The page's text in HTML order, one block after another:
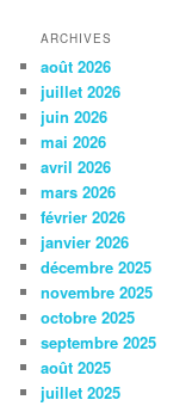
ARCHIVES
août 2026
juillet 2026
juin 2026
mai 2026
avril 2026
mars 2026
février 2026
janvier 2026
décembre 2025
novembre 2025
octobre 2025
septembre 2025
août 2025
juillet 2025